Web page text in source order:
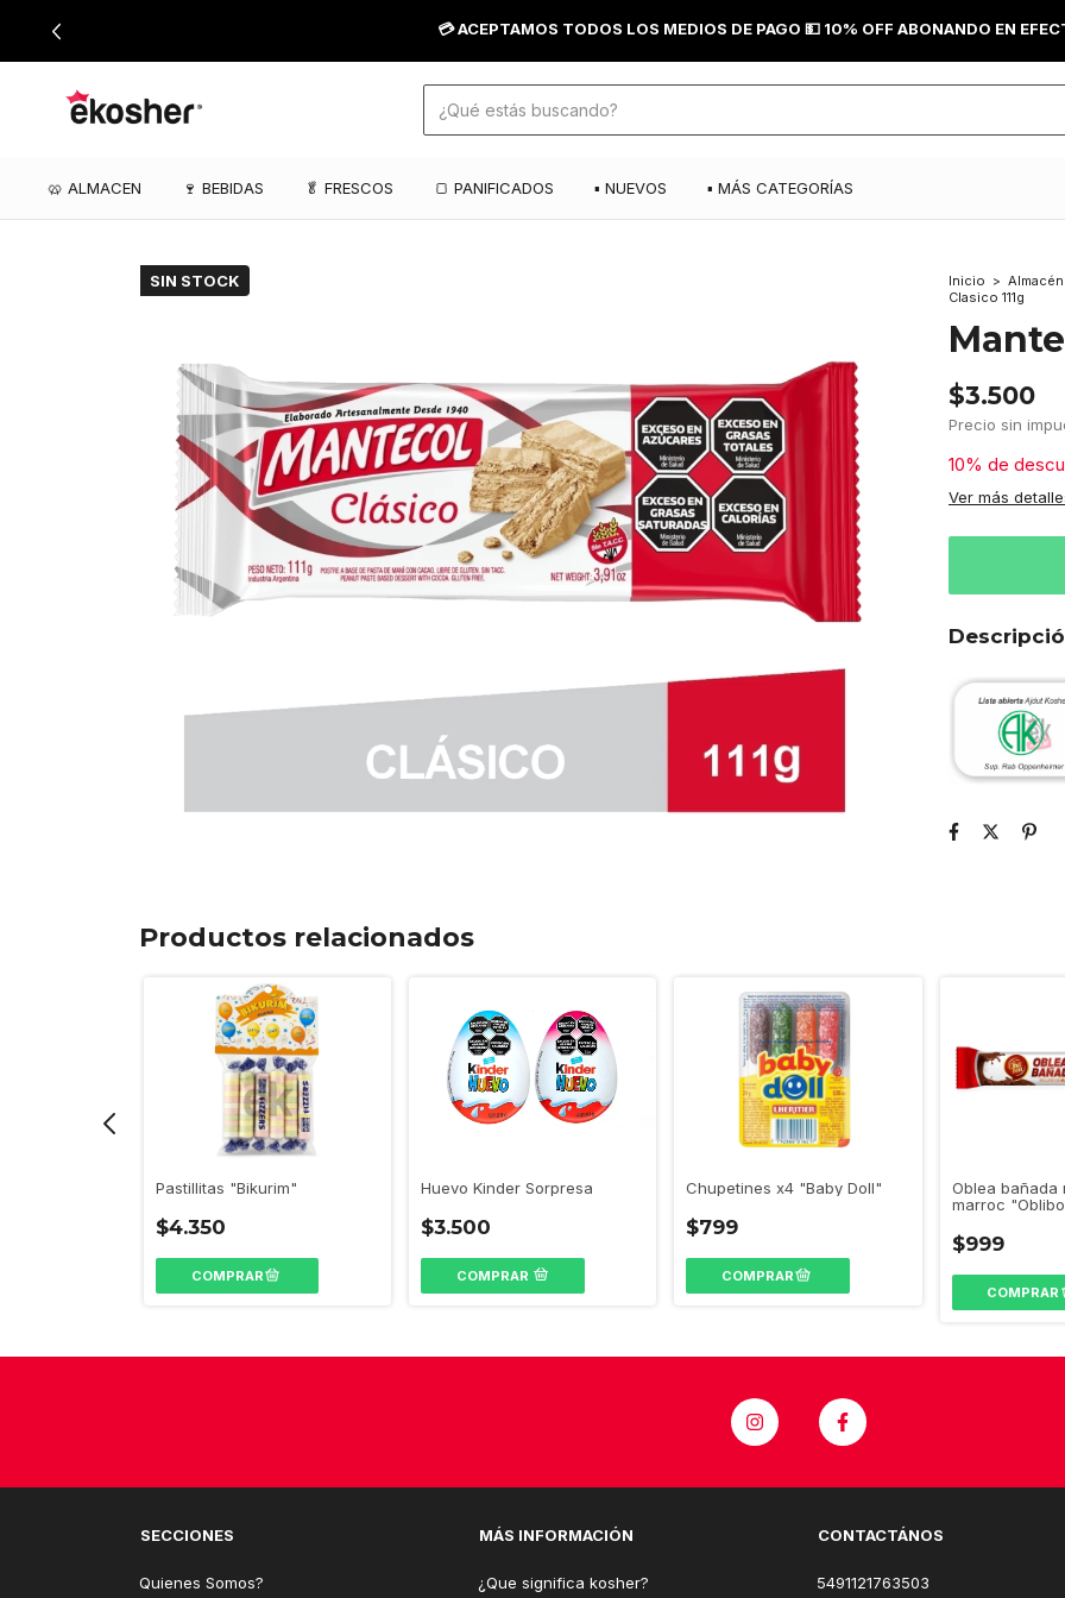
💳 ACEPTAMOS TODOS LOS MEDIOS DE PAGO 💵 10% OFF ABONANDO EN
🥨 ALMACEN 🍷 BEBIDAS 🥬 FRESCOS 🍞 PANIFICADOS ▪️ NUEVOS ▪️ MÁS CATEGORÍAS
SIN STOCK Inicio > Almacén
Clasico 111g
$3.500
Precio sin
10% de
Ver más
Productos relacionados
Pastillitas "Bikurim"
$4.350
Huevo Kinder Sorpresa
$3.500
COMPRAR
Chupetines x4 "Baby Doll"
$799
Oblea bañada
marroc
$999
SECCIONES
Quienes Somos?
MÁS INFORMACIÓN
¿Que significa kosher?
CONTACTÁNOS
5491121763503